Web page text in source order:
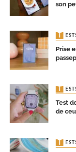
son
Prise
Test
de